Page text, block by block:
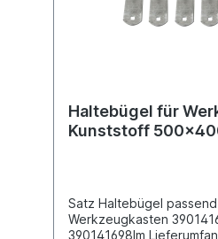
Haltebügel für
Kunststoff
Satz Haltebügel
Werkzeugkasten
390141698Im